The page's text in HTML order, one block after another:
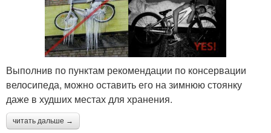
Выполнив по пунктам рекомендации по консервации
велосипеда, можно оставить его на зимнюю стоянку
даже в худших местах для хранения.
читать дальше →